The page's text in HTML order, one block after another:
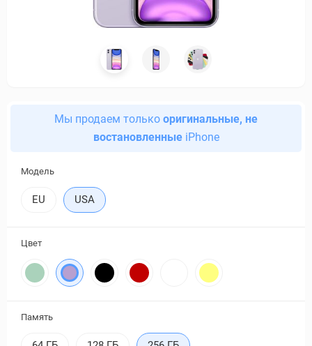
Мы продаем только оригинальные, не
востановленныеiPhone
Модель
EU USA
Цвет
Память